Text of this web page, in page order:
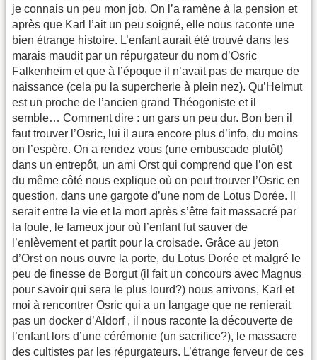
je connais un peu mon job. On l’a ramène à la pension et
après que Karl l’ait un peu soigné, elle nous raconte une
bien étrange histoire. L’enfant aurait été trouvé dans les
marais maudit par un répurgateur du nom d’Osric
Falkenheim et que à l’époque il n’avait pas de marque de
naissance (cela pu la supercherie à plein nez). Qu’Helmut
est un proche de l’ancien grand Théogoniste et il
semble… Comment dire : un gars un peu dur. Bon ben il
faut trouver l’Osric, lui il aura encore plus d’info, du moins
on l’espère. On a rendez vous (une embuscade plutôt)
dans un entrepôt, un ami Orst qui comprend que l’on est
du même côté nous explique où on peut trouver l’Osric en
question, dans une gargote d’une nom de Lotus Dorée. Il
serait entre la vie et la mort après s’être fait massacré par
la foule, le fameux jour où l’enfant fut sauver de
l’enlèvement et partit pour la croisade. Grâce au jeton
d’Orst on nous ouvre la porte, du Lotus Dorée et malgré le
peu de finesse de Borgut (il fait un concours avec Magnus
pour savoir qui sera le plus lourd?) nous arrivons, Karl et
moi à rencontrer Osric qui a un langage que ne renierait
pas un docker d’Aldorf , il nous raconte la découverte de
l’enfant lors d’une cérémonie (un sacrifice?), le massacre
des cultistes par les répurgateurs. L’étrange ferveur de ces